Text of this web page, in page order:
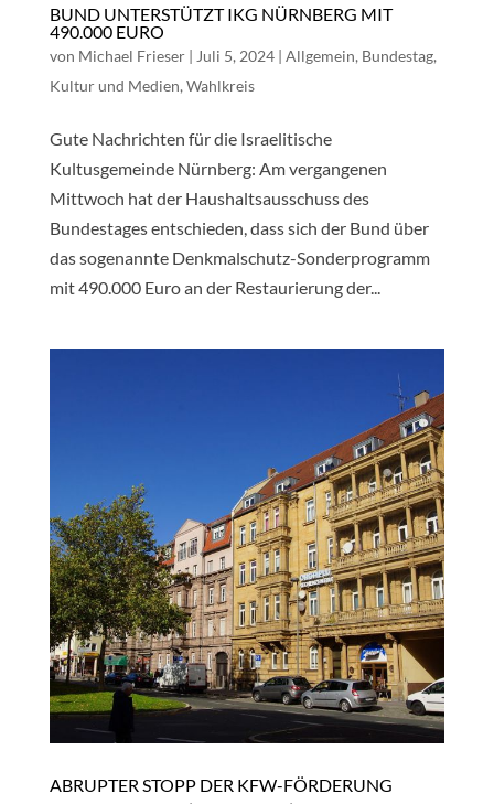
BUND UNTERSTÜTZT IKG NÜRNBERG MIT
490.000 EURO
von Michael Frieser| Juli 5, 2024| Allgemein, Bundestag,
Kultur und Medien, Wahlkreis
Gute Nachrichten für die Israelitische
Kultusgemeinde Nürnberg: Am vergangenen
Mittwoch hat der Haushaltsausschuss des
Bundestages entschieden, dass sich der Bund über
das sogenannte Denkmalschutz-Sonderprogramm
mit 490.000 Euro an der Restaurierung der...
ABRUPTER STOPP DER KFW-FÖRDERUNG